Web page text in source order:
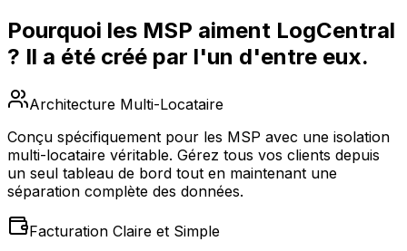
Pourquoi les MSP aiment LogCentral
? Il a été créé par l'un d'entre eux.
Architecture Multi-Locataire
Conçu spécifiquement pour les MSP avec une isolation
multi-locataire véritable. Gérez tous vos clients depuis
un seul tableau de bord tout en maintenant une
séparation complète des données.
Facturation Claire et Simple